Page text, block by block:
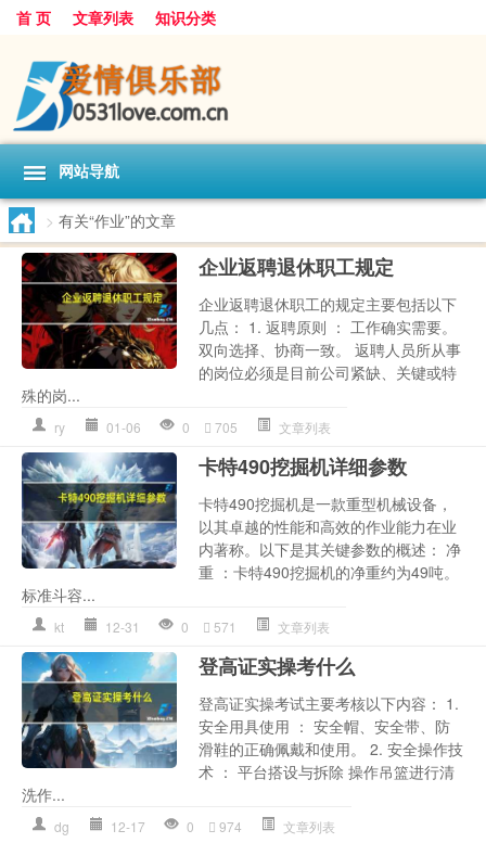
首 页 文章列表 知识分类
网站导航
> 有关“作业”的文章
企业返聘退休职工规定
企业返聘退休职工的规定主要包括以下
几点： 1. 返聘原则 ： 工作确实需要。
双向选择、协商一致。 返聘人员所从事
的岗位必须是目前公司紧缺、关键或特
殊的岗...
ry 01-06 0 705 文章列表
卡特490挖掘机详细参数
卡特490挖掘机是一款重型机械设备，
以其卓越的性能和高效的作业能力在业
内著称。以下是其关键参数的概述： 净
重 ：卡特490挖掘机的净重约为49吨。
标准斗容...
kt 12-31 0 571 文章列表
登高证实操考什么
登高证实操考试主要考核以下内容： 1.
安全用具使用 ： 安全帽、安全带、防
滑鞋的正确佩戴和使用。 2. 安全操作技
术 ： 平台搭设与拆除 操作吊篮进行清
洗作...
dg 12-17 0 974 文章列表